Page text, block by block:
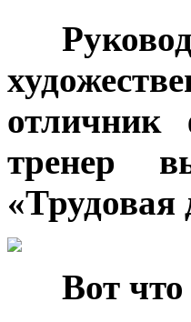
отличник
тренер
«Трудовая
Вот